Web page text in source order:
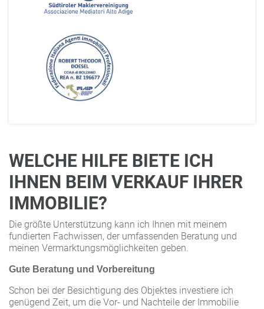
WELCHE HILFE BIETE ICH
IHNEN BEIM VERKAUF IHRER
IMMOBILIE?
Die größte Unterstützung kann ich Ihnen mit meinem
fundierten Fachwissen, der umfassenden Beratung und
meinen Vermarktungsmöglichkeiten geben.
Gute Beratung und Vorbereitung
Schon bei der Besichtigung des Objektes investiere ich
genügend Zeit, um die Vor- und Nachteile der Immobilie